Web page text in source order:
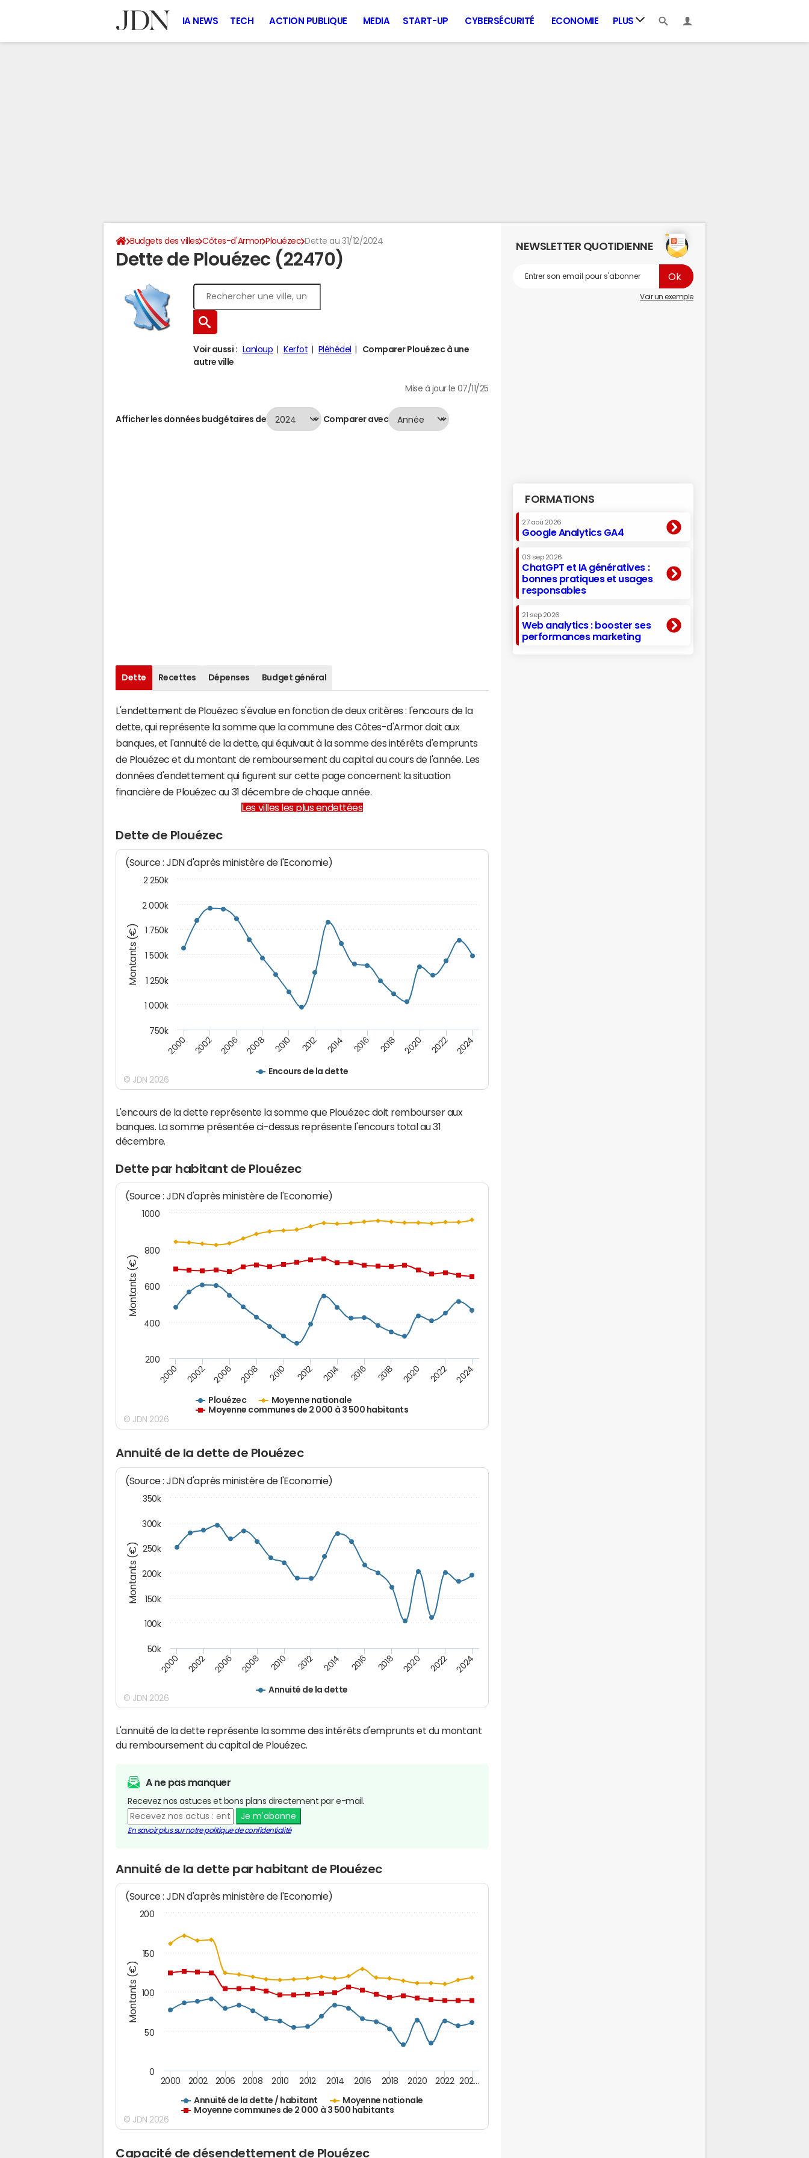
IA NEWS TECH ACTION PUBLIQUE MEDIA START-UP CYBERSÉCURITÉ ECONOMIE PLUS
Budgets des villes Côtes-d'Armor Plouézec Dette au 31/12/2024
Dette de Plouézec (22470)
Voir aussi : Lanloup Kerfot Pléhédel
Comparer Plouézec à une
autre ville
Mise à jour le 07/11/25
Afficher les données budgétaires de Comparer avec
Dette Recettes Dépenses Budget général
L'endettement de Plouézec s'évalue en fonction de deux critères : l'encours de la
dette, qui représente la somme que la commune des Côtes-d'Armor doit aux
banques, et l'annuité de la dette, qui équivaut à la somme des intérêts d'emprunts
de Plouézec et du montant de remboursement du capital au cours de l'année. Les
données d'endettement qui figurent sur cette page concernent la situation
financière de Plouézec au 31 décembre de chaque année.
Les villes les plus endettées
Dette de Plouézec
Montants (€)
(Source : JDN d'après ministère de l'Economie)
Encours de la dette
2000 2002 2006 2008 2010 2012 2014 2016 2018 2020 2022 2024
750k
1 000k
1 250k
1 500k
1 750k
2 000k
2 250k
© JDN 2026
L'encours de la dette représente la somme que Plouézec doit rembourser aux
banques. La somme présentée ci-dessus représente l'encours total au 31
décembre.
Dette par habitant de Plouézec
Montants (€)
(Source : JDN d'après ministère de l'Economie)
Plouézec
Moyenne nationale
Moyenne communes de 2 000 à 3 500 habitants
2000 2002 2006 2008 2010 2012 2014 2016 2018 2020 2022 2024
200
400
600
800
1000
© JDN 2026
Annuité de la dette de Plouézec
Montants (€)
(Source : JDN d'après ministère de l'Economie)
Annuité de la dette
2000 2002 2006 2008 2010 2012 2014 2016 2018 2020 2022 2024
50k
100k
150k
200k
250k
300k
350k
© JDN 2026
L'annuité de la dette représente la somme des intérêts d'emprunts et du montant
du remboursement du capital de Plouézec.
A ne pas manquer
Recevez nos astuces et bons plans directement par e-mail.
Je m'abonne
En savoir plus sur notre politique de confidentialité
Annuité de la dette par habitant de Plouézec
Montants (€)
(Source : JDN d'après ministère de l'Economie)
Annuité de la dette / habitant
Moyenne nationale
Moyenne communes de 2 000 à 3 500 habitants
2000 2002 2006 2008 2010 2012 2014 2016 2018 2020 2022 202…
0
50
100
150
200
© JDN 2026
Capacité de désendettement de Plouézec
NEWSLETTER QUOTIDIENNE
Voir un exemple
FORMATIONS
27 aoû 2026
Google Analytics GA4
03 sep 2026
ChatGPT et IA génératives :
bonnes pratiques et usages
responsables
21 sep 2026
Web analytics : booster ses
performances marketing